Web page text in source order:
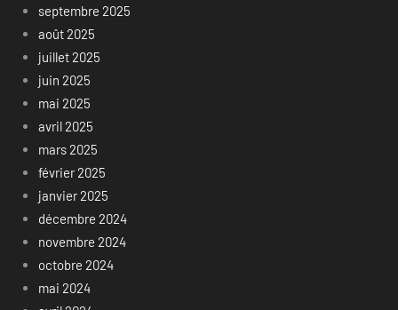
septembre 2025
août 2025
juillet 2025
juin 2025
mai 2025
avril 2025
mars 2025
février 2025
janvier 2025
décembre 2024
novembre 2024
octobre 2024
mai 2024